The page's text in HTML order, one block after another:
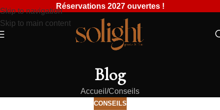
Skip to navigation
Skip to main content
Réservations 2027 ouvertes !
Blog
Accueil Conseils
CONSEILS